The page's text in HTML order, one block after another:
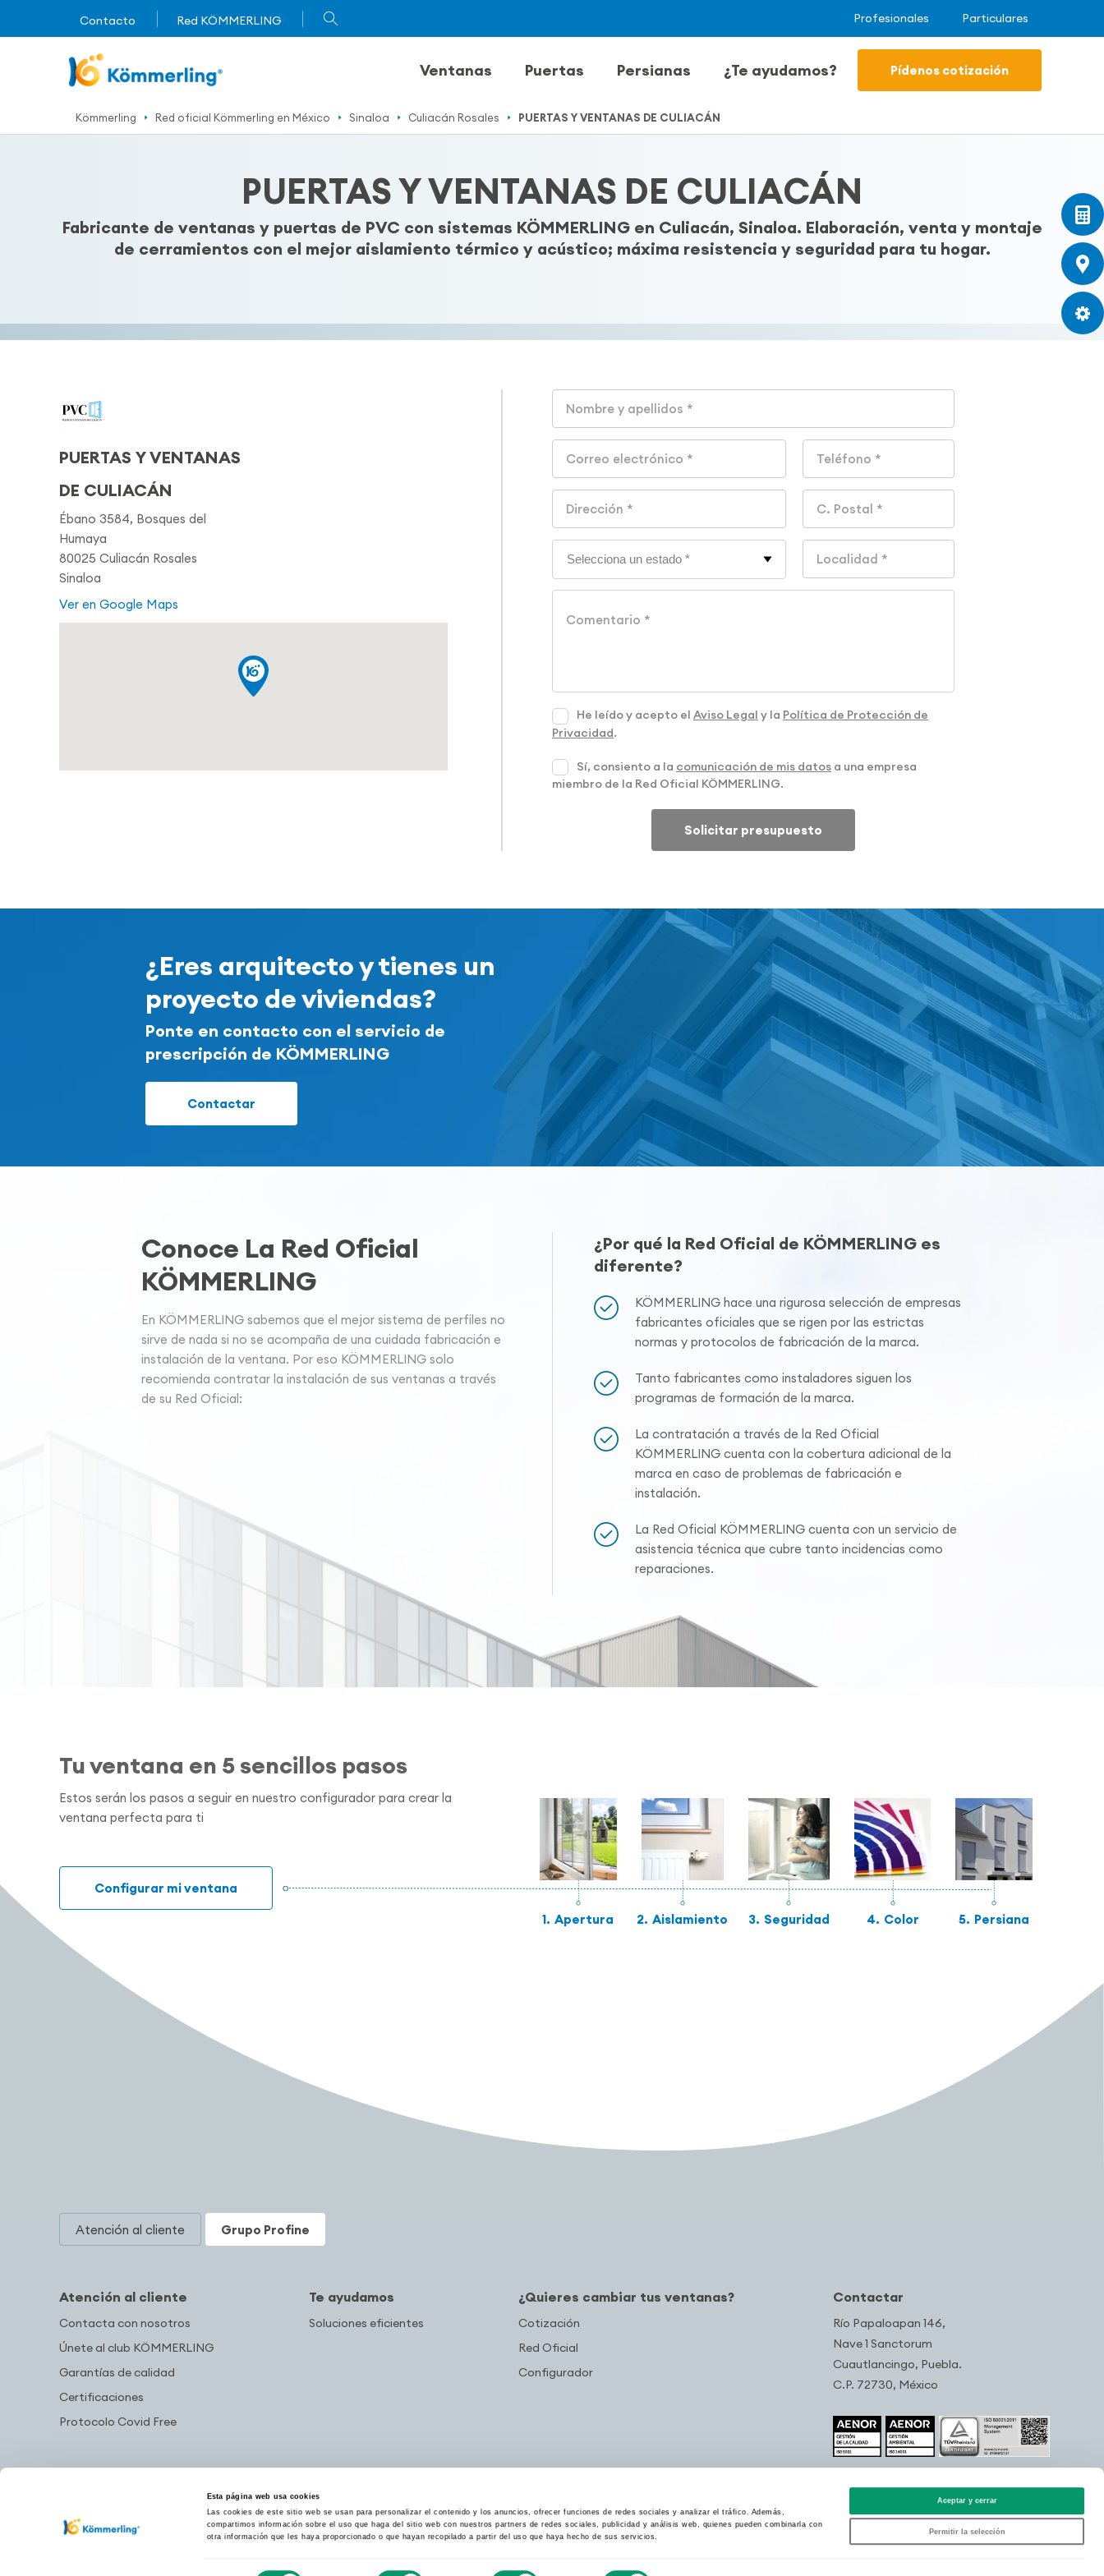
Esta página web usa cookies
Las cookies de este sitio web se usan para personalizar el contenido y los anuncios, ofrecer funciones de redes sociales y analizar el tráfico. Además,
compartimos información sobre el uso que haga del sitio web con nuestros partners de redes sociales, publicidad y análisis web, quienes pueden combinarla con
otra información que les haya proporcionado o que hayan recopilado a partir del uso que haya hecho de sus servicios.
Aceptar y cerrar
Permitir la selección
Contacto Red KÖMMERLING Profesionales Particulares
Ventanas Puertas Persianas ¿Te ayudamos? Pídenos cotización
Kömmerling Red oficial Kömmerling en México Sinaloa Culiacán Rosales PUERTAS Y VENTANAS DE CULIACÁN
PUERTAS Y VENTANAS DE CULIACÁN
Fabricante de ventanas y puertas de PVC con sistemas KÖMMERLING en Culiacán, Sinaloa. Elaboración, venta y montaje
de cerramientos con el mejor aislamiento térmico y acústico; máxima resistencia y seguridad para tu hogar.
PUERTAS Y VENTANAS
DE CULIACÁN
Ébano 3584, Bosques del
Humaya
80025 Culiacán Rosales
Sinaloa
Ver en Google Maps
He leído y acepto el Aviso Legal y la Política de Protección de
Privacidad.
Sí, consiento a la comunicación de mis datos a una empresa
miembro de la Red Oficial KÖMMERLING.
Solicitar presupuesto
¿Eres arquitecto y tienes un
proyecto de viviendas?
Ponte en contacto con el servicio de
prescripción de KÖMMERLING
Contactar
Conoce La Red Oficial
KÖMMERLING
En KÖMMERLING sabemos que el mejor sistema de perfiles no
sirve de nada si no se acompaña de una cuidada fabricación e
instalación de la ventana. Por eso KÖMMERLING solo
recomienda contratar la instalación de sus ventanas a través
de su Red Oficial:
¿Por qué la Red Oficial de KÖMMERLING es
diferente?
KÖMMERLING hace una rigurosa selección de empresas
fabricantes oficiales que se rigen por las estrictas
normas y protocolos de fabricación de la marca.
Tanto fabricantes como instaladores siguen los
programas de formación de la marca.
La contratación a través de la Red Oficial
KÖMMERLING cuenta con la cobertura adicional de la
marca en caso de problemas de fabricación e
instalación.
La Red Oficial KÖMMERLING cuenta con un servicio de
asistencia técnica que cubre tanto incidencias como
reparaciones.
Tu ventana en 5 sencillos pasos
Estos serán los pasos a seguir en nuestro configurador para crear la
ventana perfecta para ti
Configurar mi ventana
1. Apertura 2. Aislamiento 3. Seguridad 4. Color 5. Persiana
Atención al cliente
Atención al cliente
Contacta con nosotros
Únete al club KÖMMERLING
Garantías de calidad
Certificaciones
Protocolo Covid Free
Te ayudamos
Soluciones eficientes
¿Quieres cambiar tus ventanas?
Cotización
Red Oficial
Configurador
Contactar
Río Papaloapan 146,
Nave 1 Sanctorum
Cuautlancingo, Puebla.
C.P. 72730, México
Grupo Profine